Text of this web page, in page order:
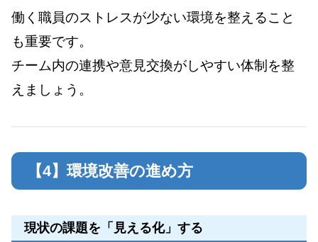
働く職員のストレスが少ない環境を整えること
も重要です。
チーム内の連携や意見交換がしやすい体制を整
えましょう。
【4】環境改善の進め方
現状の課題を「見える化」する